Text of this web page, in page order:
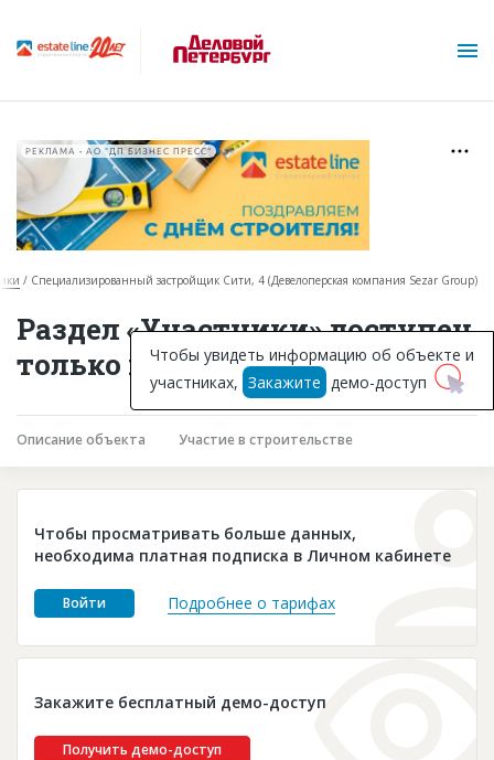
Горячие объекты
База строящихся объектов
Инвестпроекты
Глоссарий
Платные услуги
Пресс-релизы
РЕКЛАМА • АО "ДП БИЗНЕС ПРЕСС"
Специализированный застройщик Сити, 4 (Девелоперская компания Sezar Group)
Раздел «Участники» доступен
только подписчикам
Описание объекта Участие в строительстве
Чтобы просматривать больше данных,
необходима платная подписка в Личном кабинете
Войти Подробнее о тарифах
Закажите бесплатный демо-доступ
Получить демо-доступ
Чтобы увидеть информацию об объекте и
участниках, Закажите демо-доступ